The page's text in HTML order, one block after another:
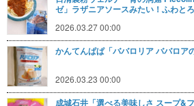
ゼ」ラザニアソースみたい！ふわと
2026.03.27 00:00
かんてんぱぱ「ババロリア ババロア
2026.03.23 00:00
成城石井「選べる美味しさ スープ&